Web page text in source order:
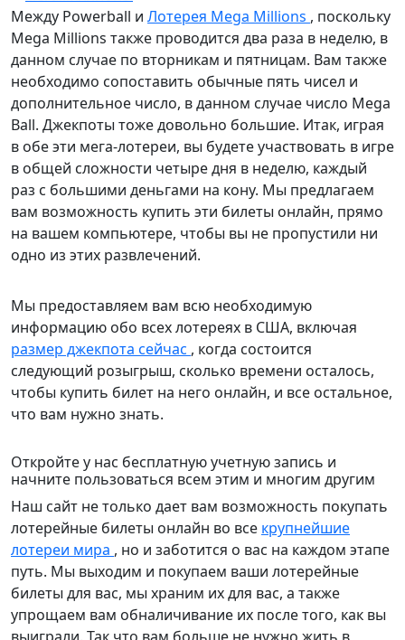
Между Powerball и Лотерея Mega Millions , поскольку
Mega Millions также проводится два раза в неделю, в
данном случае по вторникам и пятницам. Вам также
необходимо сопоставить обычные пять чисел и
дополнительное число, в данном случае число Mega
Ball. Джекпоты тоже довольно большие. Итак, играя
в обе эти мега-лотереи, вы будете участвовать в игре
в общей сложности четыре дня в неделю, каждый
раз с большими деньгами на кону. Мы предлагаем
вам возможность купить эти билеты онлайн, прямо
на вашем компьютере, чтобы вы не пропустили ни
одно из этих развлечений.
Мы предоставляем вам всю необходимую
информацию обо всех лотереях в США, включая
размер джекпота сейчас , когда состоится
следующий розыгрыш, сколько времени осталось,
чтобы купить билет на него онлайн, и все остальное,
что вам нужно знать.
Откройте у нас бесплатную учетную запись и
начните пользоваться всем этим и многим другим
Наш сайт не только дает вам возможность покупать
лотерейные билеты онлайн во все крупнейшие
лотереи мира , но и заботится о вас на каждом этапе
путь. Мы выходим и покупаем ваши лотерейные
билеты для вас, мы храним их для вас, а также
упрощаем вам обналичивание их после того, как вы